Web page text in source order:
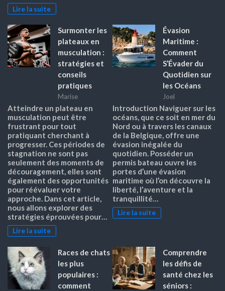
Lire la suite
Surmonter les
plateaux en
musculation :
stratégies et
conseils
pratiques
Marise
Atteindre un plateau en
musculation peut être
frustrant pour tout
pratiquant cherchant à
progresser. Ces périodes de
stagnation ne sont pas
seulement des moments de
découragement, elles sont
également des opportunités
pour réévaluer votre
approche. Dans cet article,
nous allons explorer des
stratégies éprouvées pour…
Lire la suite
Évasion
Maritime :
Comment
S’Évader du
Quotidien sur
les Océans
Joel
Introduction Naviguer sur les
océans, que ce soit en mer du
Nord ou à travers les canaux
de la Belgique, offre une
évasion inégalée du
quotidien. Posséder un
permis bateau ouvre les
portes d’une évasion
maritime où l’on découvre la
liberté, l’aventure et la
tranquillité…
Lire la suite
Races de chats
les plus
populaires :
comment
Comprendre
les défis de
santé chez les
séniors :